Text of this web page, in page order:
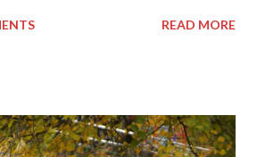
because I am waiting for my husband to
or less limited by time so my online
READ MORE